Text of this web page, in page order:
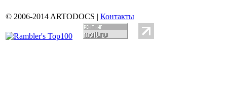
© 2006-2014 ARTODOCS | Контакты